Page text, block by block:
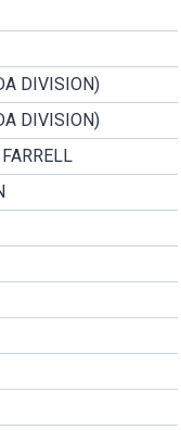
DIVISION)
DIVISION)